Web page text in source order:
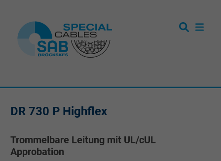
DR 730 P Highflex
Trommelbare Leitung mit UL/cUL
Approbation